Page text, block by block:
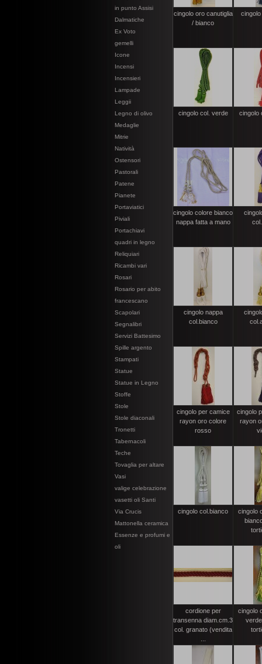
in punto Assisi
Dalmatiche
Ex Voto
gemelli
Icone
Incensi
Incensieri
Lampade
Leggii
Legno di olivo
Medaglie
Mitrie
Natività
Ostensori
Pastorali
Patene
Pianete
Portaviatici
Piviali
Portachiavi
quadri in legno
Reliquiari
Ricambi vari
Rosari
Rosario per abito
francescano
Scapolari
Segnalibri
Servizi Battesimo
Spille argento
Stampati
Statue
Statue in Legno
Stoffe
Stole
Stole diaconali
Tronetti
Tabernacoli
Teche
Tovaglia per altare
Vasi
valige celebrazione
vasetti oli Santi
Via Crucis
Mattonella ceramica
Essenze e profumi e
oli
cingolo oro canutiglia
/ bianco
cingolo col. verde cingolo
cingolo colore bianco
nappa fatta a mano
cingolo nappa
col.bianco
cingolo per camice
rayon oro colore
rosso
cingolo
rayon
cingolo col.bianco
cingolo
cordione per
transenna diam.cm.3
col. granato (vendita
cingolo